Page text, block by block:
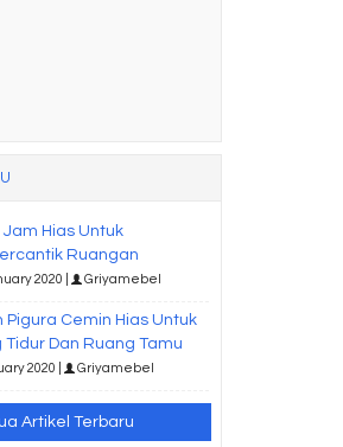
Hias Untuk
Ruangan
2020 | Griyamebel
Pigura Cemin Hias Untuk
Tidur Dan Ruang Tamu
2020 | Griyamebel
Artikel Terbaru